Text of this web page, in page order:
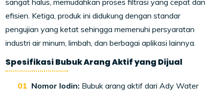
sangat halus, memudahkan proses filtrasi yang cepat dan
efisien. Ketiga, produk ini didukung dengan standar
pengujian yang ketat sehingga memenuhi persyaratan
industri air minum, limbah, dan berbagai aplikasi lainnya.
Spesifikasi Bubuk Arang Aktif yang Dijual
Nomor Iodin: Bubuk arang aktif dari Ady Water